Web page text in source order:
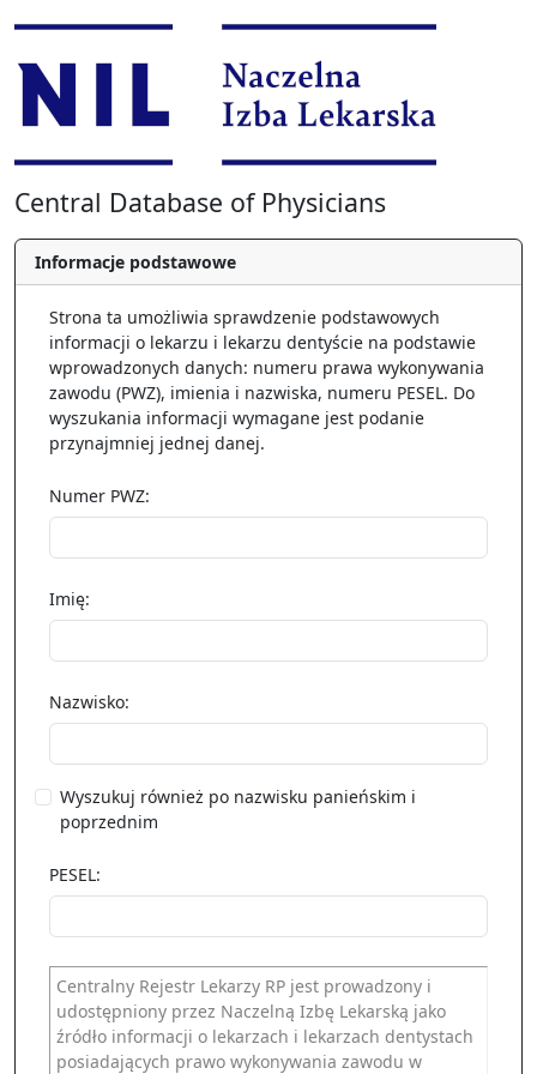
Central Database of Physicians
Strona główna
Informacje podstawowe
Strona ta umożliwia sprawdzenie podstawowych
informacji o lekarzu i lekarzu dentyście na podstawie
wprowadzonych danych: numeru prawa wykonywania
zawodu (PWZ), imienia i nazwiska, numeru PESEL. Do
wyszukania informacji wymagane jest podanie
przynajmniej jednej danej.
Numer PWZ:
Imię:
Nazwisko:
Wyszukuj również po nazwisku panieńskim i
poprzednim
PESEL:
Centralny Rejestr Lekarzy RP jest prowadzony i
udostępniony przez Naczelną Izbę Lekarską jako
źródło informacji o lekarzach i lekarzach dentystach
posiadających prawo wykonywania zawodu w